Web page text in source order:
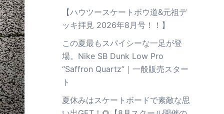
【ハウツースケートボウ道&元祖デ
ッキ拝見 2026年8月号！！】
この夏最もスパイシーな一足が登
場。Nike SB Dunk Low Pro
“Saffron Quartz”｜一般販売スター
ト
夏休みはスケートボードで素敵な思